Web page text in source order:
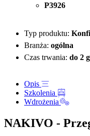
P3926
Typ produktu:
Branża: ogólna
Czas trwania: do 2
Opis
Szkolenia
Wdrożenia
NAKIVO -